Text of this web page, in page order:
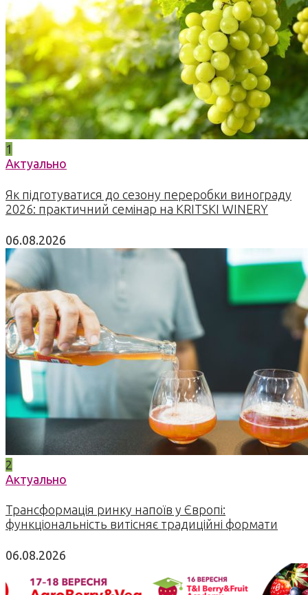
1
Актуально
Як підготуватися до сезону переробки винограду
2026: практичний семінар на KRITSKI WINERY
06.08.2026
2
Актуально
Трансформація ринку напоїв у Європі:
функціональність витісняє традиційні формати
06.08.2026